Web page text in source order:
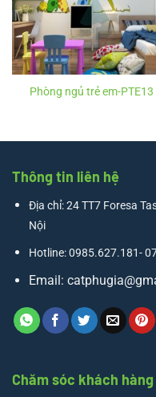
Phòng ngủ trẻ em-PTE13
Thông tin liên hệ
Địa chỉ: 24 TT7 Foresa
Nội
Hotline: 0985.627.181-
Email:
Chăm sóc khách hàng